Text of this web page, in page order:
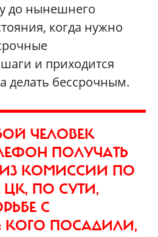
до нынешнего
когда нужно
и приходится
делать бессрочным.
ЧЕЛОВЕК
ПОЛУЧАТЬ
КОМИССИИ ПО
ПО СУТИ,
С
КОГО ПОСАДИЛИ,